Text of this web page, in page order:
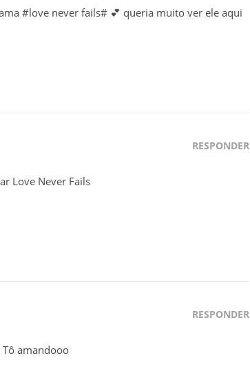
#love never fails# 💕 queria muito ver ele aqui
RESPONDER
Love Never Fails
RESPONDER
amandooo